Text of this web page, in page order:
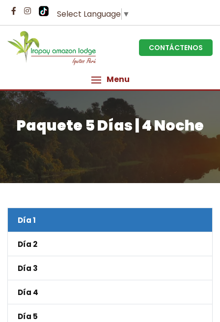
Select Language ▼
CONTÁCTENOS
Menu
Paquete 5 Días | 4 Noche
Día 1
Día 2
Día 3
Día 4
Día 5